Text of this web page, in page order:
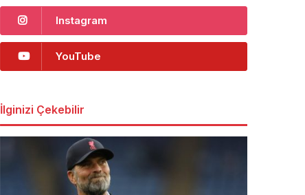
Instagram
YouTube
İlginizi Çekebilir